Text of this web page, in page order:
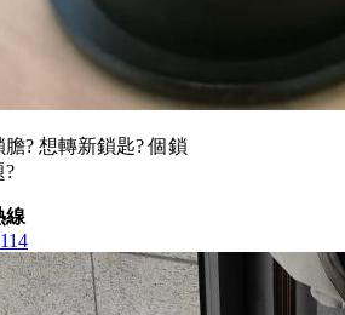
膽? 想轉新鎖匙? 個鎖
?
線